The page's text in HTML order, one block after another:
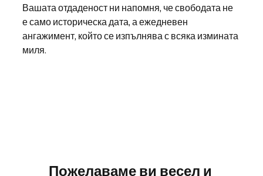
Вашата отдаденост ни напомня, че свободата не
е само историческа дата, а ежедневен
ангажимент, който се изпълнява с всяка измината
миля.
Пожелаваме ви весел и